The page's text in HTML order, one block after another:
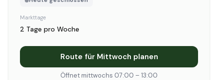
Markttage
2 Tage pro Woche
Route für Mittwoch planen
Öffnet mittwochs 07:00 – 13:00